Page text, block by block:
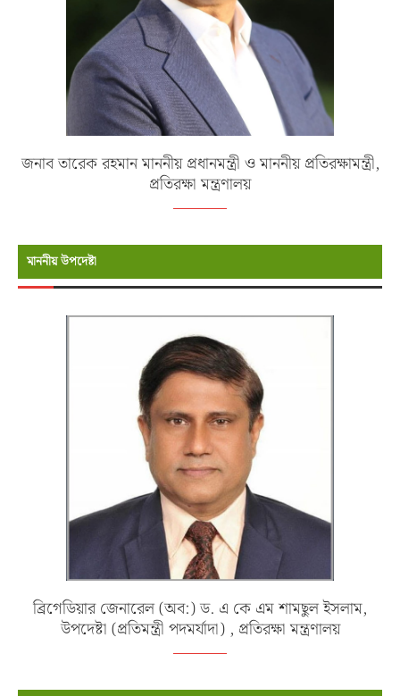
জনাব তারেক রহমান মাননীয় প্রধানমন্ত্রী ও মাননীয় প্রতিরক্ষামন্ত্রী,
প্রতিরক্ষা মন্ত্রণালয়
মাননীয় উপদেষ্টা
ব্রিগেডিয়ার জেনারেল (অব:) ড. এ কে এম শামছুল ইসলাম,
উপদেষ্টা (প্রতিমন্ত্রী পদমর্যাদা) , প্রতিরক্ষা মন্ত্রণালয়